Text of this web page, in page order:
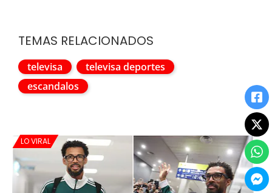
TEMAS RELACIONADOS
televisa
televisa deportes
escandalos
LO VIRAL